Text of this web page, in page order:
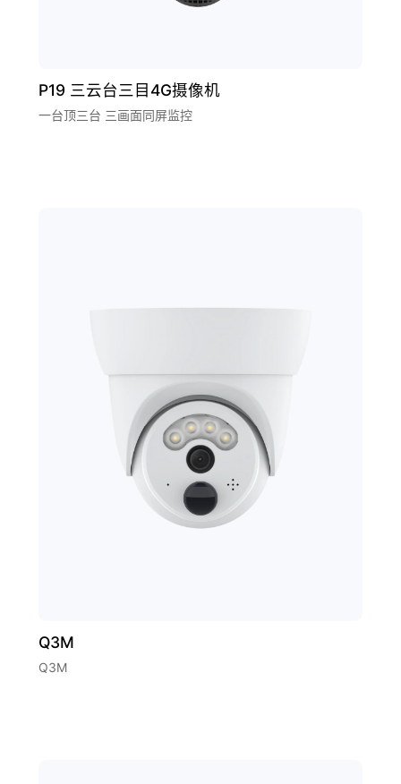
P19 三云台三目4G摄像机
一台顶三台 三画面同屏监控
Q3M
Q3M